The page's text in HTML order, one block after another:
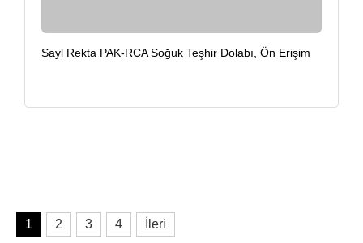
Sayl Rekta PAK-RCA Soğuk Teşhir Dolabı, Ön Erişim
1 2 3 4 İleri